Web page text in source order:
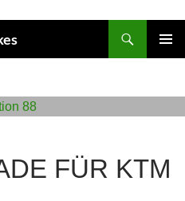
FÜR KTM